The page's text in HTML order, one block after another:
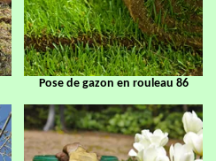
Pose de gazon en rouleau 86